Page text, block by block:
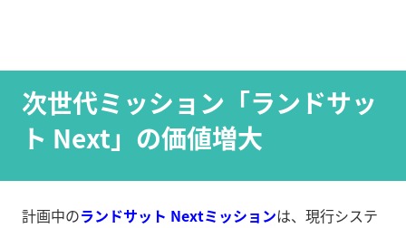
次世代ミッション「ランドサッ
ト Next」の価値増大
計画中のランドサット Nextミッションは、現行システ